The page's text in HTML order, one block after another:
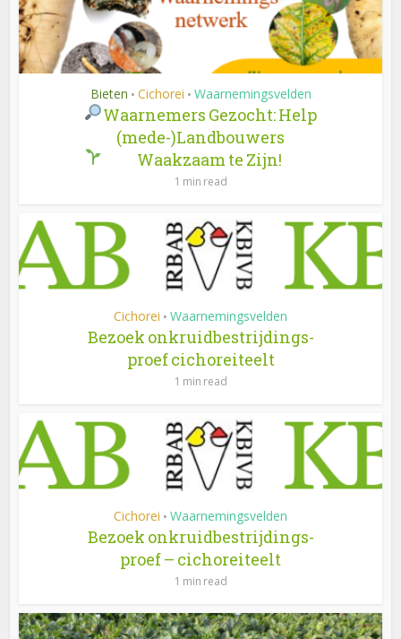
Bieten • Cichorei • Waarnemingsvelden
Waarnemers Gezocht: Help
(mede-)Landbouwers
Waakzaam te Zijn!
1 min read
Cichorei • Waarnemingsvelden
Bezoek onkruidbestrijdings-
proef cichoreiteelt
1 min read
Cichorei • Waarnemingsvelden
Bezoek onkruidbestrijdings-
proef – cichoreiteelt
1 min read